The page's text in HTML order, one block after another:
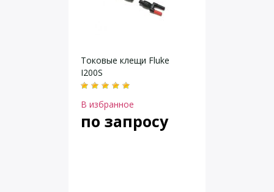
Токовые клещи Fluke
I200S
В избранное
по запросу